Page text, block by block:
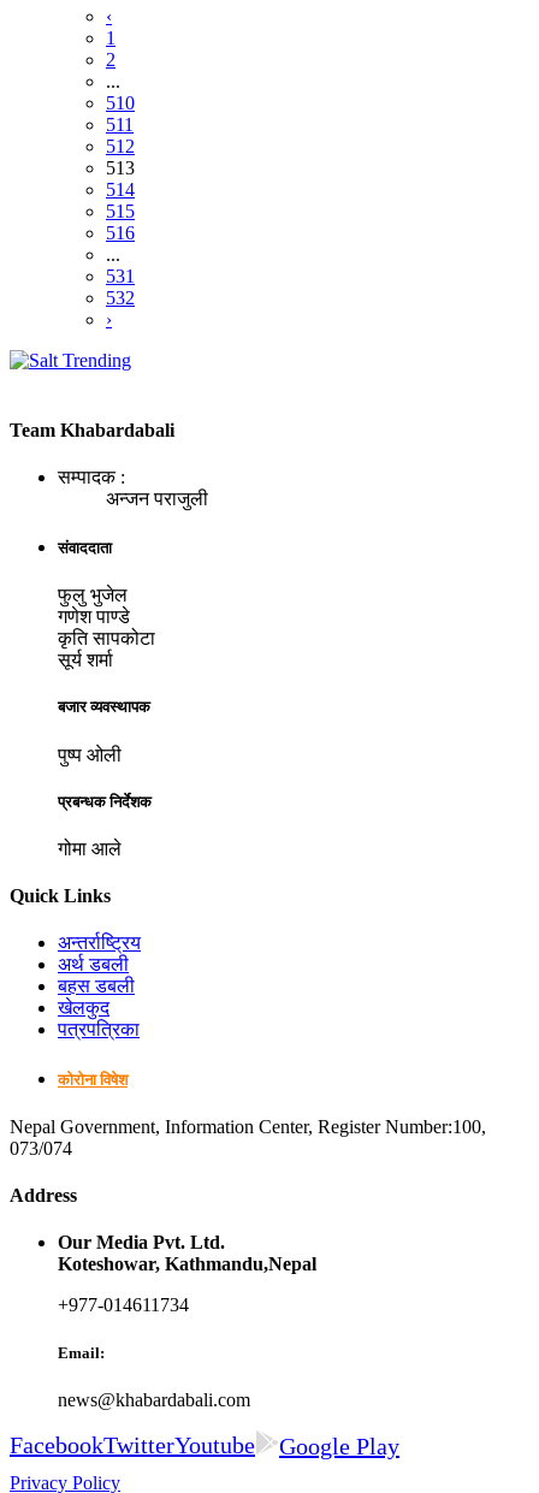
‹
1
2
...
510
511
512
513
514
515
516
...
531
532
›
Team Khabardabali
सम्पादक :
अन्जन पराजुली
संवाददाता
फुलु भुजेल
गणेश पाण्डे
कृति सापकोटा
सूर्य शर्मा
बजार व्यवस्थापक
पुष्प ओली
प्रबन्धक निर्देशक
गोमा आले
Quick Links
अन्तर्राष्ट्रिय
अर्थ डबली
बहस डबली
खेलकुद
पत्रपत्रिका
कोरोना विषेश
Nepal Government, Information Center, Register Number:100,
073/074
Address
Our Media Pvt. Ltd.
Koteshowar, Kathmandu,Nepal
+977-014611734
Email:
news@khabardabali.com
FacebookTwitterYoutube Google Play
Privacy Policy